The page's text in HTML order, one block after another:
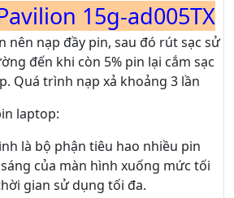
15g-ad005TX
nên nạp đầy pin, sau đó rút sạc sử
đến khi còn 5% pin lại cắm sạc
Quá trình nạp xả khoảng 3 lần
laptop:
là bộ phận tiêu hao nhiều pin
của màn hình xuống mức tối
gian sử dụng tối đa.